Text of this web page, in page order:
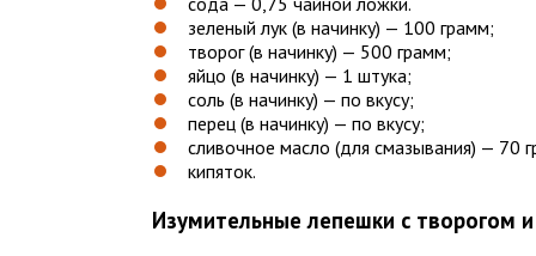
зеленый лук (в начинку) — 100 грамм;
творог (в начинку) — 500 грамм;
яйцо (в начинку) — 1 штука;
соль (в начинку) — по вкусу;
перец (в начинку) — по вкусу;
сливочное масло (для смазывания) — 70
кипяток.
Изумительные лепешки с творогом